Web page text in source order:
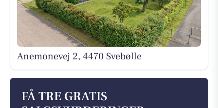
Anemonevej 2, 4470 Svebølle
FÅ TRE GRATIS